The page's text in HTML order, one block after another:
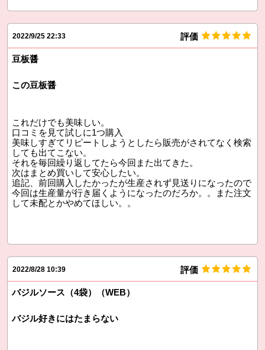
2022/9/25 22:33 評価
豆板醤
この豆板醤
これだけでも美味しい。
口コミを見て試しに1つ購入
美味しすぎてリピートしようとしたら販売がされてなく検索
しても出てこない。
それを毎回繰り返してたら今回また出てきた。
次はまとめ買いして安心したい。
追記、前回購入したかったが生産されず見送りになったので
今回は生産量が行き届くようになったのだろか。。また注文
して未配とかやめてほしい。。
2022/8/28 10:39 評価
バジルソース（4袋）（WEB）
バジル好きにはたまらない